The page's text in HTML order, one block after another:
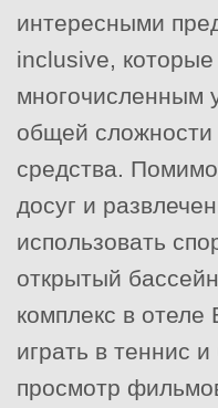
интересными
inclusive,
многочисленным
общей сложности
средства.
досуг и
использовать
открытый
комплекс в отеле
играть в теннис
просмотр